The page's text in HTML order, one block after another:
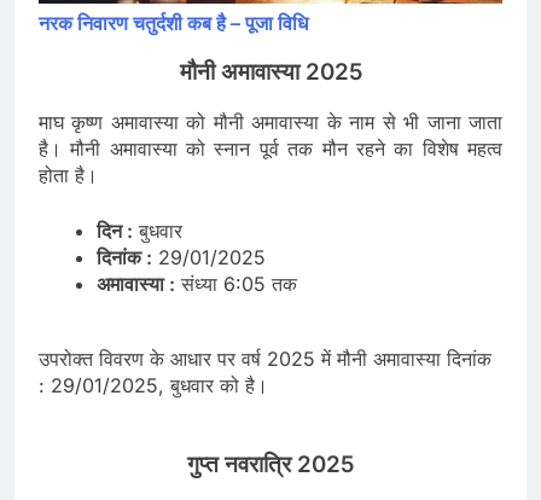
नरक निवारण चतुर्दशी कब है – पूजा विधि
मौनी अमावास्या 2025
माघ कृष्ण अमावास्या को मौनी अमावास्या के नाम से भी जाना जाता
है। मौनी अमावास्या को स्नान पूर्व तक मौन रहने का विशेष महत्व
होता है।
दिन : बुधवार
दिनांक : 29/01/2025
अमावास्या : संध्या 6:05 तक
उपरोक्त विवरण के आधार पर वर्ष 2025 में मौनी अमावास्या दिनांक
: 29/01/2025, बुधवार को है।
गुप्त नवरात्रि 2025